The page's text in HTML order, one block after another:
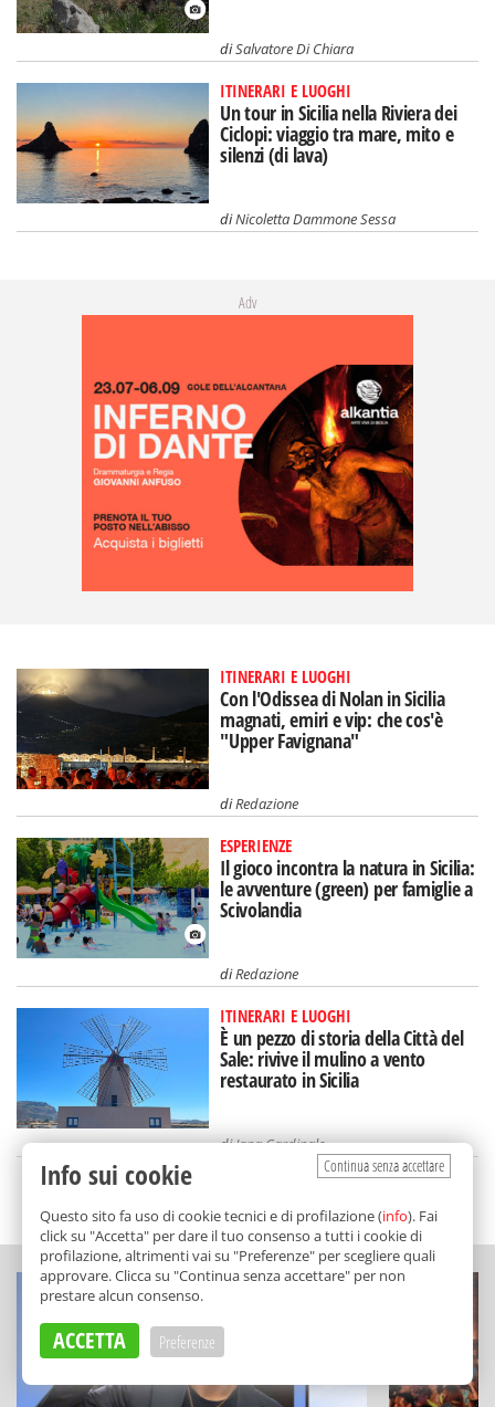
diSalvatore Di Chiara
ITINERARI E LUOGHI
Un tour in Sicilia nella Riviera dei
Ciclopi: viaggio tra mare, mito e
silenzi (di lava)
diNicoletta Dammone Sessa
Adv
ITINERARI E LUOGHI
Con l'Odissea di Nolan in Sicilia
magnati, emiri e vip: che cos'è
"Upper Favignana"
diRedazione
ESPERIENZE
Il gioco incontra la natura in Sicilia:
le avventure (green) per famiglie a
Scivolandia
diRedazione
ITINERARI E LUOGHI
È un pezzo di storia della Città del
Sale: rivive il mulino a vento
restaurato in Sicilia
diJana Cardinale
SCELTO DA BALARM
Continua senza accettare
Info sui cookie
Questo sito fa uso di cookie tecnici e di profilazione (info). Fai
click su "Accetta" per dare il tuo consenso a tutti i cookie di
profilazione, altrimenti vai su "Preferenze" per scegliere quali
approvare. Clicca su "Continua senza accettare" per non
prestare alcun consenso.
ACCETTA Preferenze